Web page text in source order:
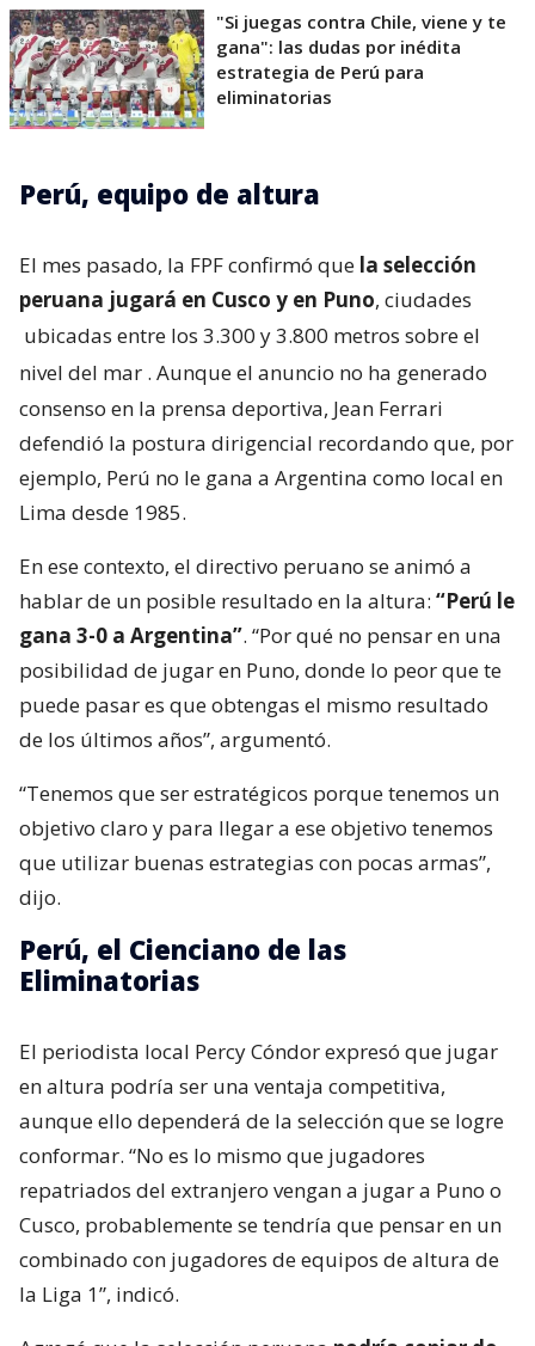
"Si juegas contra Chile, viene y te
gana": las dudas por inédita
estrategia de Perú para
eliminatorias
Perú, equipo de altura
El mes pasado, la FPF confirmó que la selección
peruana jugará en Cusco y en Puno, ciudades
ubicadas entre los 3.300 y 3.800 metros sobre el
nivel del mar . Aunque el anuncio no ha generado
consenso en la prensa deportiva, Jean Ferrari
defendió la postura dirigencial recordando que, por
ejemplo, Perú no le gana a Argentina como local en
Lima desde 1985.
En ese contexto, el directivo peruano se animó a
hablar de un posible resultado en la altura: “Perú le
gana 3-0 a Argentina”. “Por qué no pensar en una
posibilidad de jugar en Puno, donde lo peor que te
puede pasar es que obtengas el mismo resultado
de los últimos años”, argumentó.
“Tenemos que ser estratégicos porque tenemos un
objetivo claro y para llegar a ese objetivo tenemos
que utilizar buenas estrategias con pocas armas”,
dijo.
Perú, el Cienciano de las
Eliminatorias
El periodista local Percy Cóndor expresó que jugar
en altura podría ser una ventaja competitiva,
aunque ello dependerá de la selección que se logre
conformar. “No es lo mismo que jugadores
repatriados del extranjero vengan a jugar a Puno o
Cusco, probablemente se tendría que pensar en un
combinado con jugadores de equipos de altura de
la Liga 1”, indicó.